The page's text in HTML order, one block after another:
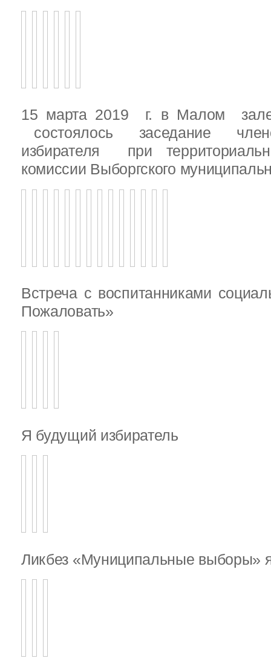
15 марта 2019 г. в Малом
состоялось заседание
избирателя при
комиссии Выборгского
Встреча с воспитанниками
Пожаловать»
Я будущий избиратель
Ликбез «Муниципальные выборы»